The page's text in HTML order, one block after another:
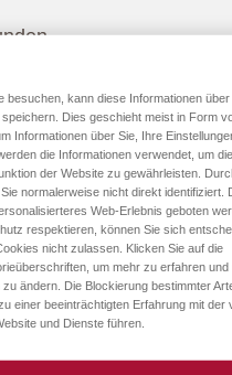
hast, melde Dich mit
besuchen, kann diese Informationen
Dies geschieht meist in Form
Informationen über Sie, Ihre
die Informationen verwendet, um die
der Website zu gewährleisten.
normalerweise nicht direkt identifiziert.
Web-Erlebnis geboten
respektieren, können Sie sich
nicht zulassen. Klicken Sie auf die
um mehr zu erfahren und
ändern. Die Blockierung bestimmter
einer beeinträchtigten Erfahrung mit der
und Dienste führen.